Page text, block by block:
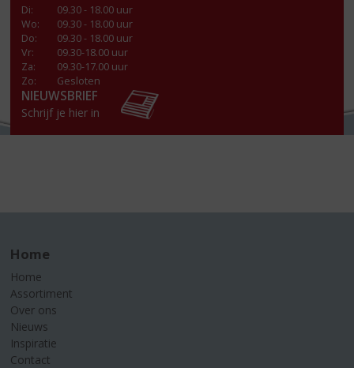
Di:
09.30 - 18.00 uur
Wo:
09.30 - 18.00 uur
Do:
09.30 - 18.00 uur
Vr:
09.30-18.00 uur
Za:
09.30-17.00 uur
Zo:
Gesloten
NIEUWSBRIEF
Schrijf je hier in
Home
Home
Assortiment
Over ons
Nieuws
Inspiratie
Contact